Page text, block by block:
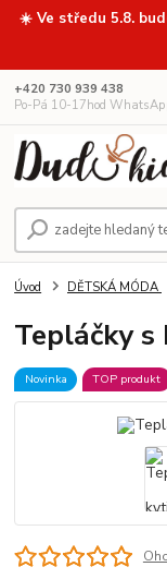
☀️ Ve středu 5.8.
+420 730 939 438
Po-Pá 10-17hod
Úvod DĚTSKÁ MÓDA
Tepláčky s
Novinka TOP produkt